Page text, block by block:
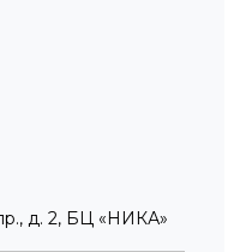
д. 2, БЦ «НИКА»